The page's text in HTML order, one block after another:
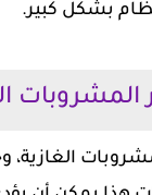
بشكل كبير.
المشروبات
الغازية،